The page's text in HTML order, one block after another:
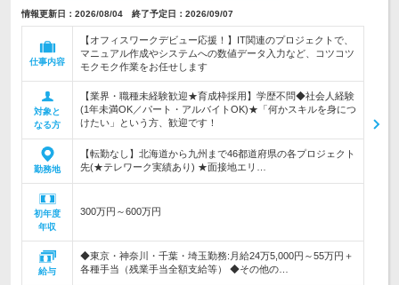
情報更新日：2026/08/04 終了予定日：2026/09/07
仕事内容
【オフィスワークデビュー応援！】IT関連のプロジェクトで、
マニュアル作成やシステムへの数値データ入力など、コツコツ
モクモク作業をお任せします
対象と
なる方
【業界・職種未経験歓迎★育成枠採用】学歴不問◆社会人経験
(1年未満OK／パート・アルバイトOK)★「何かスキルを身につ
けたい」という方、歓迎です！
勤務地
【転勤なし】北海道から九州まで46都道府県の各プロジェクト
先(★テレワーク実績あり) ★面接地エリ…
初年度
年収
300万円～600万円
給与
◆東京・神奈川・千葉・埼玉勤務:月給24万5,000円～55万円＋
各種手当（残業手当全額支給等） ◆その他の…